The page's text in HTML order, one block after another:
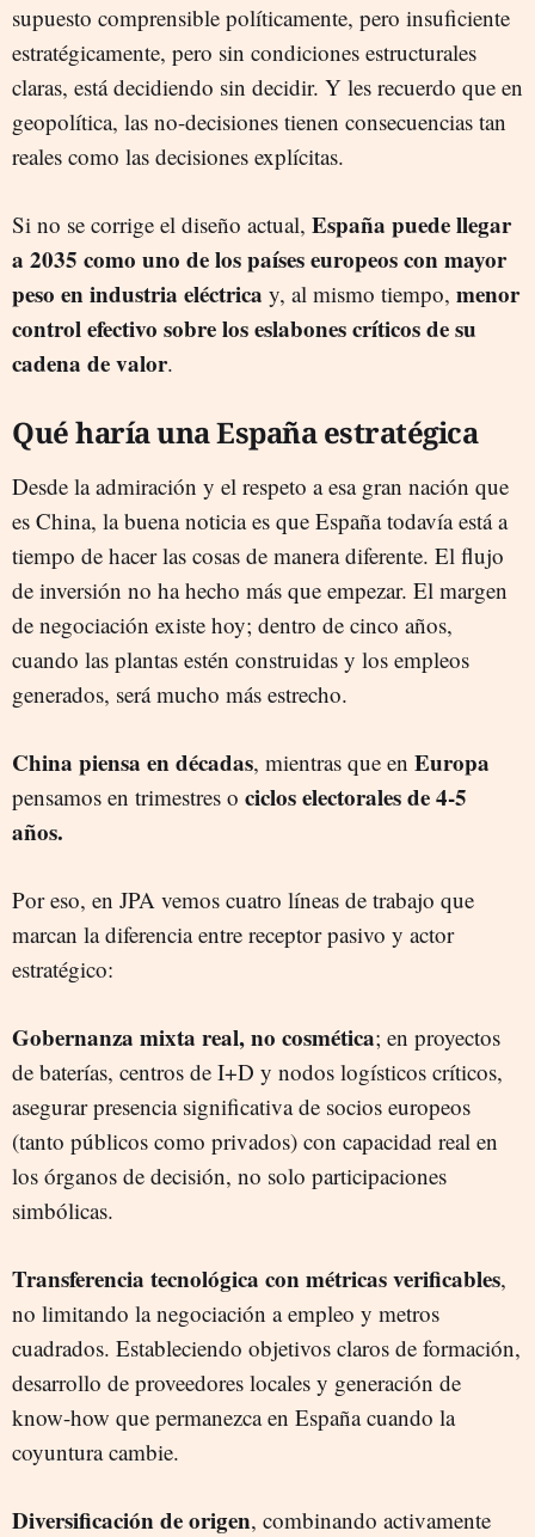
supuesto comprensible políticamente, pero insuficiente
estratégicamente, pero sin condiciones estructurales
claras, está decidiendo sin decidir. Y les recuerdo que en
geopolítica, las no-decisiones tienen consecuencias tan
reales como las decisiones explícitas.
Si no se corrige el diseño actual, España puede llegar
a 2035 como uno de los países europeos con mayor
peso en industria eléctrica y, al mismo tiempo, menor
control efectivo sobre los eslabones críticos de su
cadena de valor.
Qué haría una España estratégica
Desde la admiración y el respeto a esa gran nación que
es China, la buena noticia es que España todavía está a
tiempo de hacer las cosas de manera diferente. El flujo
de inversión no ha hecho más que empezar. El margen
de negociación existe hoy; dentro de cinco años,
cuando las plantas estén construidas y los empleos
generados, será mucho más estrecho.
China piensa en décadas, mientras que en Europa
pensamos en trimestres o ciclos electorales de 4-5
años.
Por eso, en JPA vemos cuatro líneas de trabajo que
marcan la diferencia entre receptor pasivo y actor
estratégico:
Gobernanza mixta real, no cosmética; en proyectos
de baterías, centros de I+D y nodos logísticos críticos,
asegurar presencia significativa de socios europeos
(tanto públicos como privados) con capacidad real en
los órganos de decisión, no solo participaciones
simbólicas.
Transferencia tecnológica con métricas verificables,
no limitando la negociación a empleo y metros
cuadrados. Estableciendo objetivos claros de formación,
desarrollo de proveedores locales y generación de
know-how que permanezca en España cuando la
coyuntura cambie.
Diversificación de origen, combinando activamente